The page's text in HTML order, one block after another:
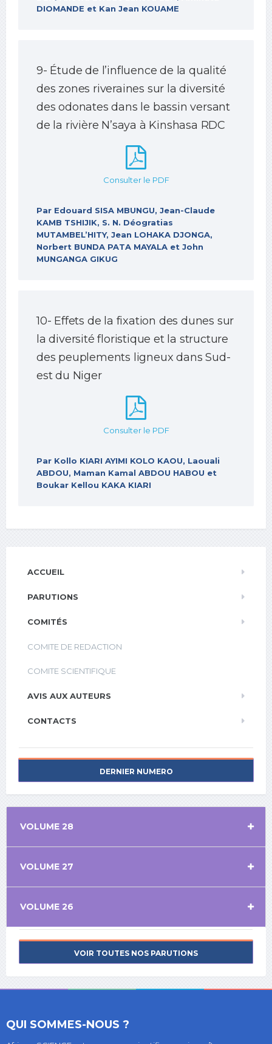
DIOMANDE et Kan Jean KOUAME
9- Étude de l’influence de la qualité
des zones riveraines sur la diversité
des odonates dans le bassin versant
de la rivière N’saya à Kinshasa RDC
Consulter le PDF
Par Edouard SISA MBUNGU, Jean-Claude
KAMB TSHIJIK, S. N. Déogratias
MUTAMBEL’HITY, Jean LOHAKA DJONGA,
Norbert BUNDA PATA MAYALA et John
MUNGANGA GIKUG
10- Effets de la fixation des dunes sur
la diversité floristique et la structure
des peuplements ligneux dans Sud-
est du Niger
Consulter le PDF
Par Kollo KIARI AYIMI KOLO KAOU, Laouali
ABDOU, Maman Kamal ABDOU HABOU et
Boukar Kellou KAKA KIARI
ACCUEIL
PARUTIONS
COMITÉS
COMITE DE REDACTION
COMITE SCIENTIFIQUE
AVIS AUX AUTEURS
CONTACTS
DERNIER NUMERO
VOLUME 28
VOLUME 27
VOLUME 26
VOIR TOUTES NOS PARUTIONS
QUI SOMMES-NOUS ?